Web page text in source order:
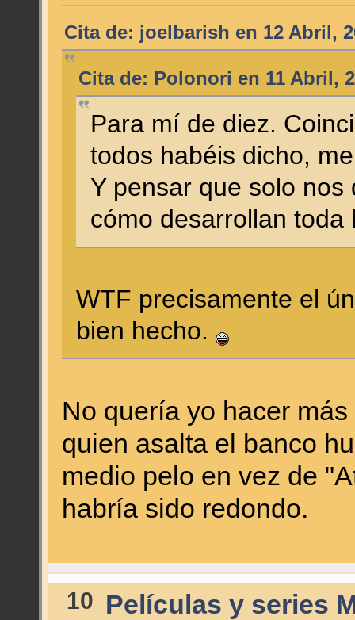
Cita de: joelbarish en 12 Abril,
Cita de: Polonori en 11 Abril,
Para mí de diez.
todos habéis dicho,
Y pensar que solo
cómo desarrollan toda
WTF precisamente el
bien hecho.
No quería yo hacer
quien asalta el banco
medio pelo en vez de
habría sido redondo.
10 Películas y series